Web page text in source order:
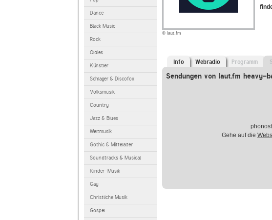
Dance
Black Music
Rock
Oldies
Künstler
Schlager & Discofox
Volksmusik
Country
Jazz & Blues
Weltmusik
Gothic & Mittelalter
Soundtracks & Musical
Kinder-Musik
Gay
Christliche Musik
Gospel
© laut.fm
Info Webradio Programm
Sendungen von laut.fm
Gehe auf die